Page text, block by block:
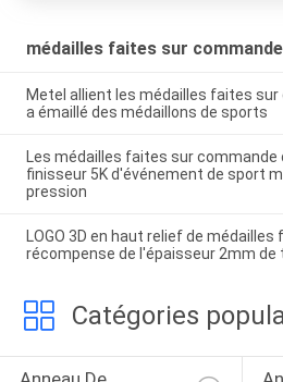
médailles faites sur
Metel allient les médailles faites
a émaillé des médaillons de sports
Les médailles faites sur
finisseur 5K d'événement de sport
pression
LOGO 3D en haut relief de
récompense de l'épaisseur 2mm de
Catégories